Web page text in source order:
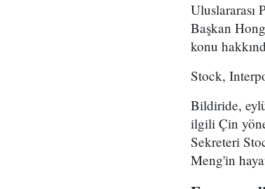
Uluslararası
Başkan
konu
Stock,
Bildiride,
ilgili Çin
Sekreteri
Meng'in